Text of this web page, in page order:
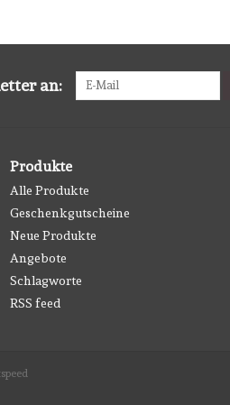
an:
Produkte
Alle Produkte
Geschenkgutscheine
Neue Produkte
Angebote
Schlagworte
RSS feed